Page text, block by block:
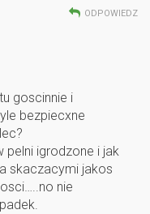
ODPOWIEDZ
goscinnie i
bezpiecxne
pelni igrodzone i jak
skaczacymi jakos
nie